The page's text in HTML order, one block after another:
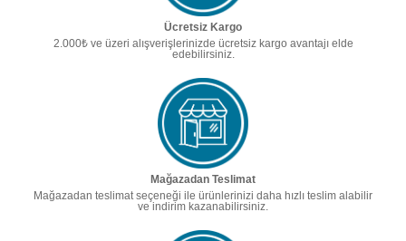
Ücretsiz Kargo
2.000₺ ve üzeri alışverişlerinizde ücretsiz kargo avantajı elde
edebilirsiniz.
Mağazadan Teslimat
Mağazadan teslimat seçeneği ile ürünlerinizi daha hızlı teslim alabilir
ve indirim kazanabilirsiniz.